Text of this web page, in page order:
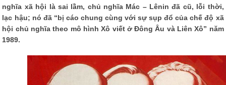
nghĩa xã hội là sai lầm, chủ nghĩa Mác – Lênin đã cũ, lỗi thời,
lạc hậu; nó đã “bị cáo chung cùng với sự sụp đổ của chế độ xã
hội chủ nghĩa theo mô hình Xô viết ở Đông Âu và Liên Xô” năm
1989.